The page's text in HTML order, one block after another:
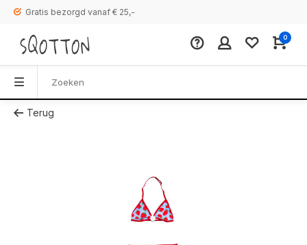
Gratis bezorgd vanaf € 25,-
0
Terug